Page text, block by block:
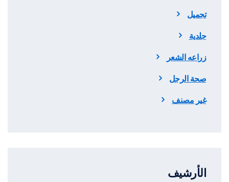
تجميل
جلدية
زراعه الشعر
صحة الرجل
غير مصنف
الأرشيف